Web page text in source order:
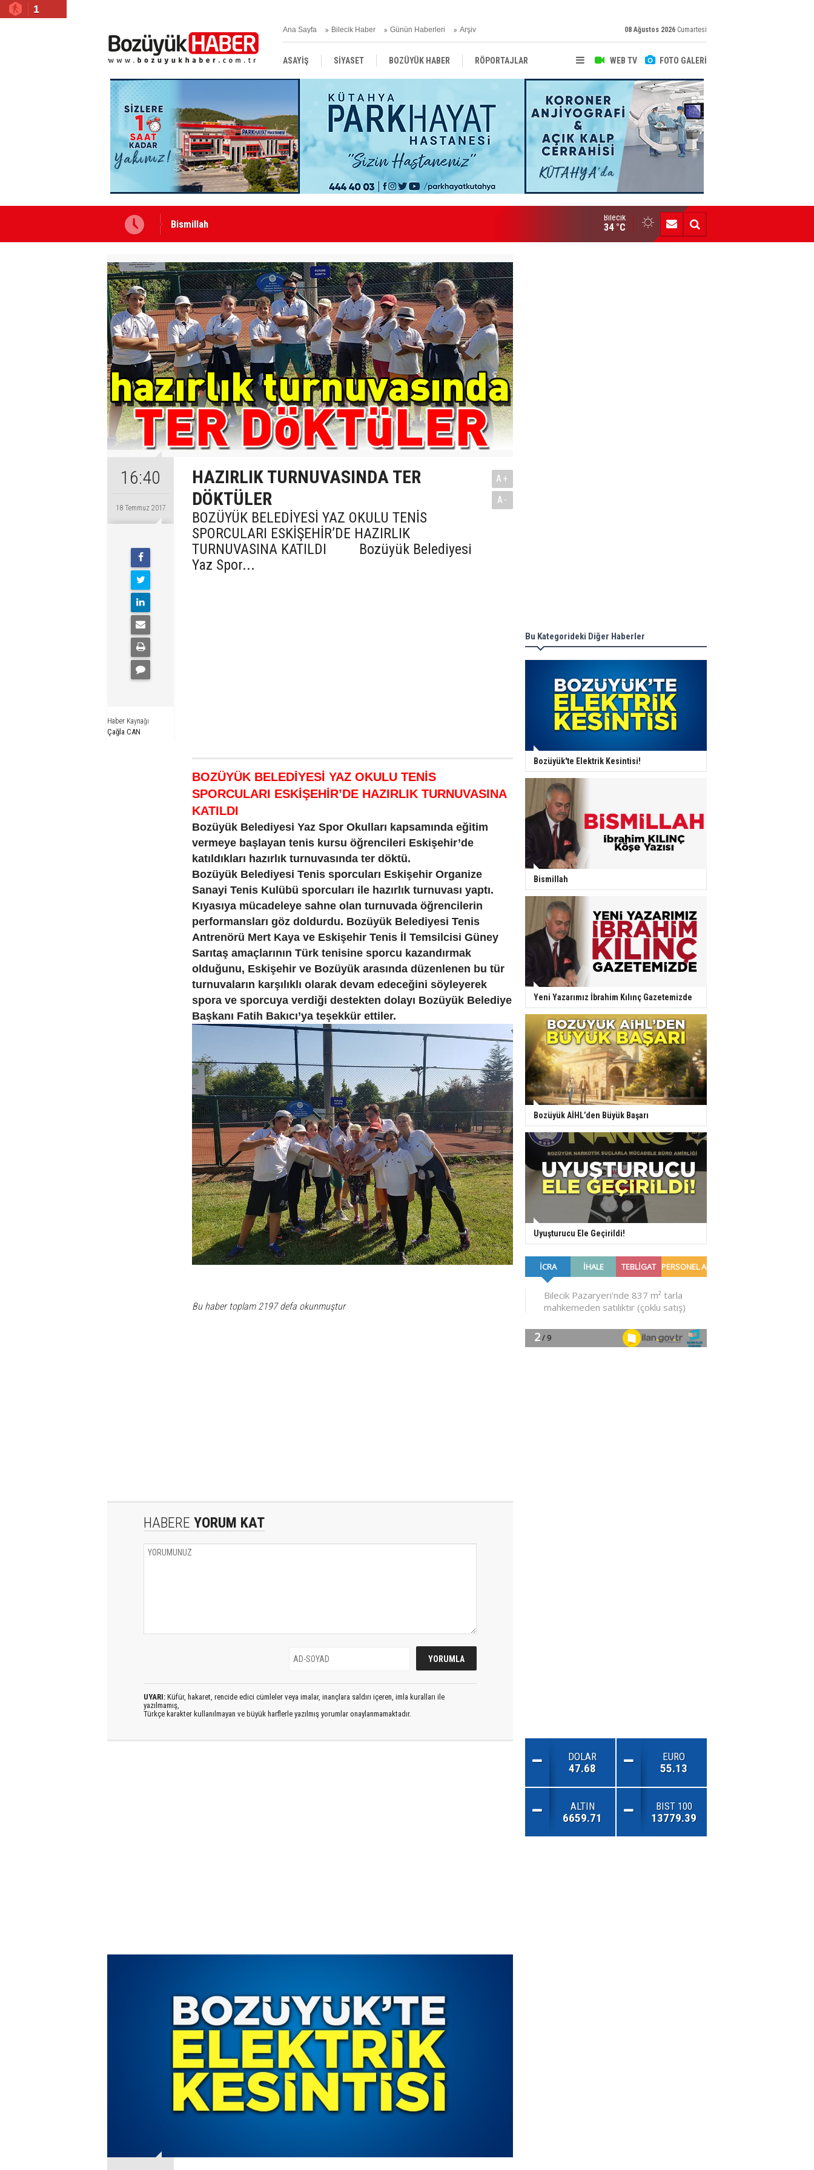
1
Ana Sayfa Bilecik Haber Günün Haberleri Arşiv 08 Ağustos 2026 Cumartesi
WEB TV FOTO GALERİ
ASAYİŞ SİYASET BOZÜYÜK HABER RÖPORTAJLAR
RESMİ İLANLAR
Bismillah Yeni Yazarımız İbrahim Kılınç Gazetemizde
Bilecik
34 °C
16:40
18 Temmuz 2017
Haber Kaynağı
Çağla CAN
HAZIRLIK TURNUVASINDA TER
DÖKTÜLER
BOZÜYÜK BELEDİYESİ YAZ OKULU TENİS
SPORCULARI ESKİŞEHİR’DE HAZIRLIK
TURNUVASINA KATILDI Bozüyük Belediyesi
Yaz Spor...
A+
A-
BOZÜYÜK BELEDİYESİ YAZ OKULU TENİS
SPORCULARI ESKİŞEHİR’DE HAZIRLIK TURNUVASINA
KATILDI
Bozüyük Belediyesi Yaz Spor Okulları kapsamında eğitim
vermeye başlayan tenis kursu öğrencileri Eskişehir’de
katıldıkları hazırlık turnuvasında ter döktü.
Bozüyük Belediyesi Tenis sporcuları Eskişehir Organize
Sanayi Tenis Kulübü sporcuları ile hazırlık turnuvası yaptı.
Kıyasıya mücadeleye sahne olan turnuvada öğrencilerin
performansları göz doldurdu. Bozüyük Belediyesi Tenis
Antrenörü Mert Kaya ve Eskişehir Tenis İl Temsilcisi Güney
Sarıtaş amaçlarının Türk tenisine sporcu kazandırmak
olduğunu, Eskişehir ve Bozüyük arasında düzenlenen bu tür
turnuvaların karşılıklı olarak devam edeceğini söyleyerek
spora ve sporcuya verdiği destekten dolayı Bozüyük Belediye
Başkanı Fatih Bakıcı’ya teşekkür ettiler.
Bu haber toplam 2197 defa okunmuştur
HABERE YORUM KAT
UYARI: Küfür, hakaret, rencide edici cümleler veya imalar, inançlara saldırı içeren, imla kuralları ile
yazılmamış,
Türkçe karakter kullanılmayan ve büyük harflerle yazılmış yorumlar onaylanmamaktadır.
Bu Kategorideki Diğer Haberler
Bozüyük'te Elektrik Kesintisi!
Bismillah
Yeni Yazarımız İbrahim Kılınç Gazetemizde
Bozüyük AİHL’den Büyük Başarı
Uyuşturucu Ele Geçirildi!
DOLAR
47.68
EURO
55.13
ALTIN
6659.71
BIST 100
13779.39